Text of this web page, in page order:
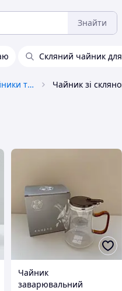
Знайти
Скляний чайник
Кавники, заварювальні чайники та аксесуари
Чайник
заварювальний